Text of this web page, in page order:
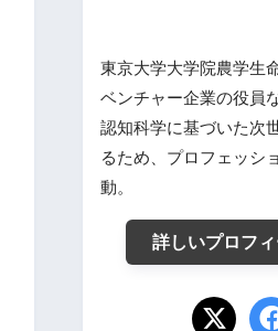
東京大学大学院農学生
ベンチャー企業の役員
認知科学に基づいた次
るため、プロフェッシ
動。
詳しいプロフ